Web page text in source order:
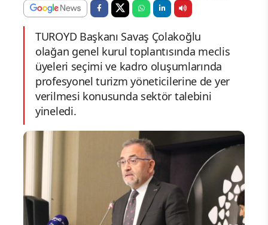
TUROYD Başkanı Savaş Çolakoğlu
olağan genel kurul toplantısında meclis
üyeleri seçimi ve kadro oluşumlarında
profesyonel turizm yöneticilerine de yer
verilmesi konusunda sektör talebini
yineledi.